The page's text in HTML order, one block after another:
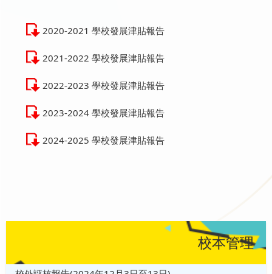
2020-2021 學校發展津貼報告
2021-2022 學校發展津貼報告
2022-2023 學校發展津貼報告
2023-2024 學校發展津貼報告
2024-2025 學校發展津貼報告
校本管理